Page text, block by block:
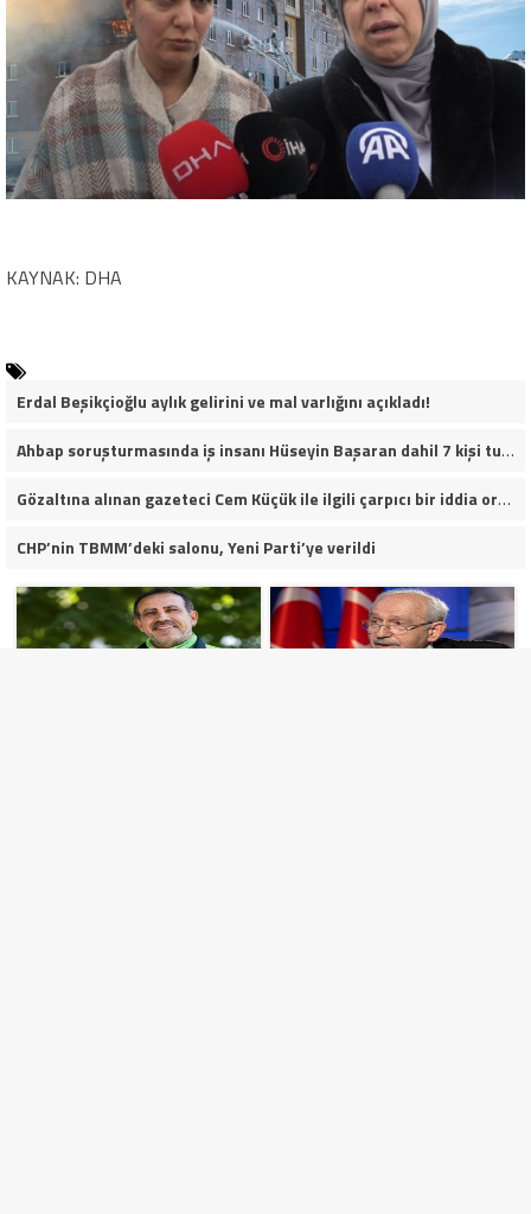
KAYNAK: DHA
Erdal Beşikçioğlu aylık gelirini ve mal varlığını açıkladı!
Ahbap soruşturmasında iş insanı Hüseyin Başaran dahil 7 kişi tutuklandı.
Gözaltına alınan gazeteci Cem Küçük ile ilgili çarpıcı bir iddia ortaya atıldı.
CHP’nin TBMM’deki salonu, Yeni Parti’ye verildi